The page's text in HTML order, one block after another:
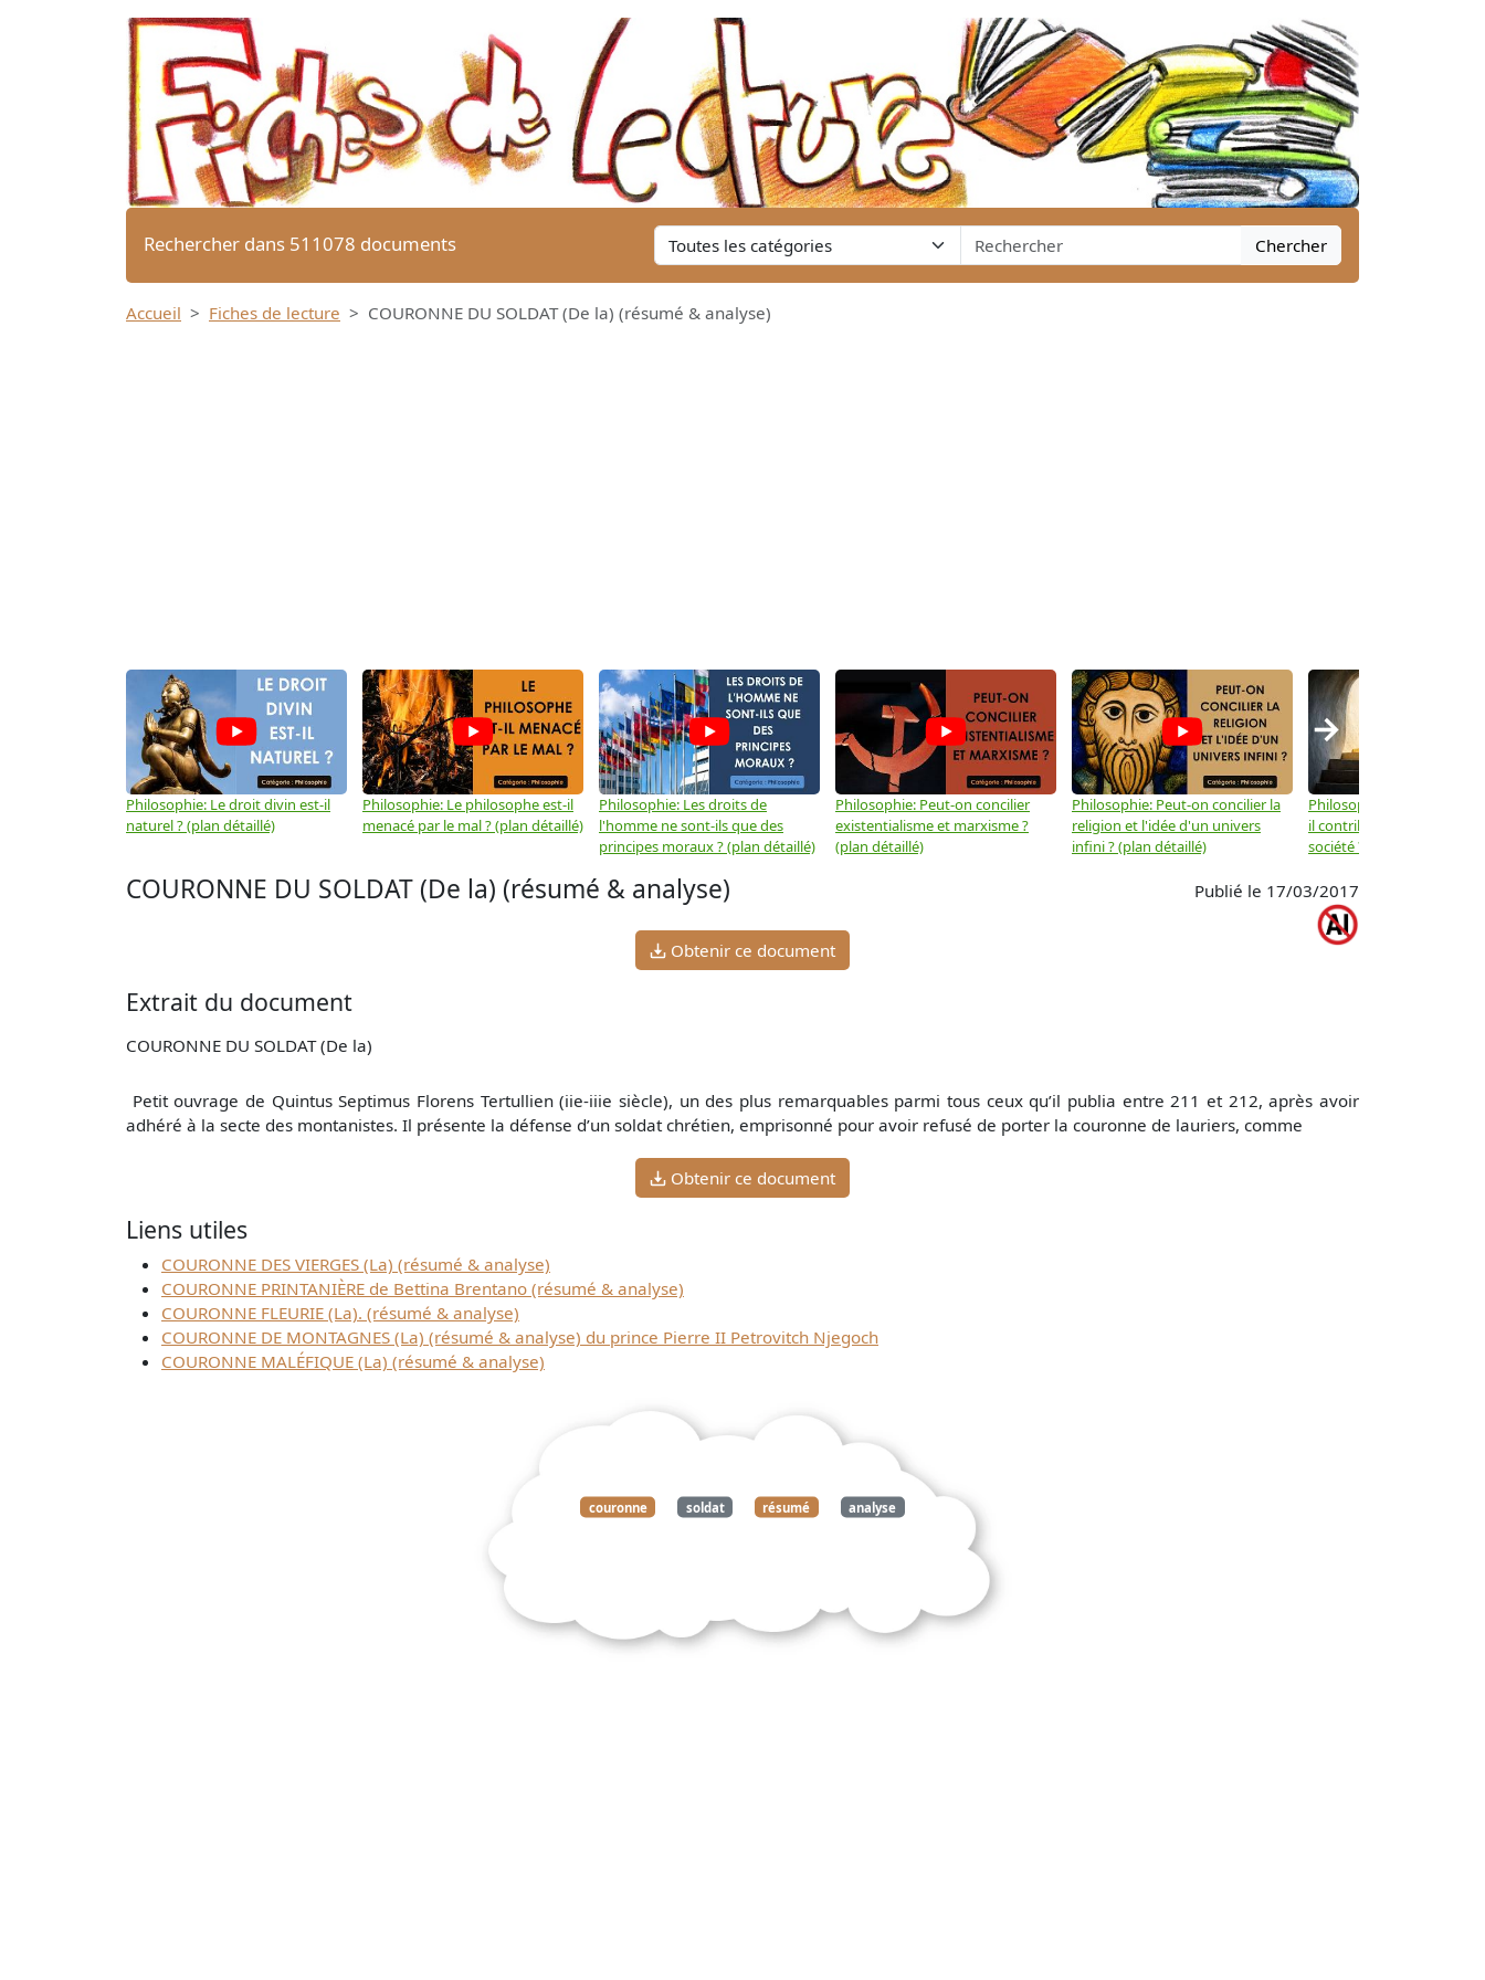
Rechercher dans 511078 documents Chercher
Accueil Fiches de lecture COURONNE DU SOLDAT (De la) (résumé & analyse)
Philosophie: Le droit divin est-il
naturel ? (plan détaillé)
Philosophie: Le philosophe est-il
menacé par le mal ? (plan détaillé)
Philosophie: Les droits de
l'homme ne sont-ils que des
principes moraux ? (plan détaillé)
Philosophie: Peut-on concilier
existentialisme et marxisme ?
(plan détaillé)
Philosophie: Peut-on concilier la
religion et l'idée d'un univers
infini ? (plan détaillé)
Philosophie: Le
il contribuer au progrès de
société ? (plan détaillé)
→
COURONNE DU SOLDAT (De la) (résumé & analyse) Publié le 17/03/2017
Obtenir ce document
Extrait du document
COURONNE DU SOLDAT (De la)
Petit ouvrage de Quintus Septimus Florens Tertullien (iie-iiie siècle), un des plus remarquables parmi tous ceux qu’il publia entre 211 et 212, après avoir
adhéré à la secte des montanistes. Il présente la défense d’un soldat chrétien, emprisonné pour avoir refusé de porter la couronne de lauriers, comme
Obtenir ce document
Liens utiles
COURONNE DES VIERGES (La) (résumé & analyse)
COURONNE PRINTANIÈRE de Bettina Brentano (résumé & analyse)
COURONNE FLEURIE (La). (résumé & analyse)
COURONNE DE MONTAGNES (La) (résumé & analyse) du prince Pierre II Petrovitch Njegoch
COURONNE MALÉFIQUE (La) (résumé & analyse)
couronne soldat résumé analyse